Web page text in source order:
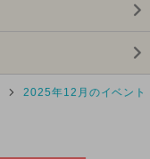
2025年12月のイベント